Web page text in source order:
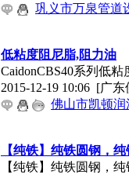
巩义市万泉管道
低粘度阻尼脂,阻力油
CaidonCBS40系列低
2015-12-19 10:06 [广东
佛山市凯顿润
【纯铁】纯铁圆钢，
【纯铁】纯铁圆钢，